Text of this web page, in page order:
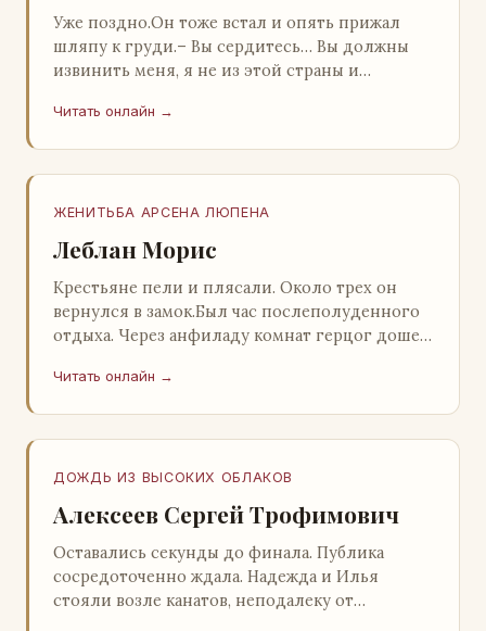
Уже поздно.Он тоже встал и опять прижал
шляпу к груди.– Вы сердитесь… Вы должны
извинить меня, я не из этой страны и
прошу: выс…
Читать онлайн →
ЖЕНИТЬБА АРСЕНА ЛЮПЕНА
Леблан Морис
Крестьяне пели и плясали. Около трех он
вернулся в замок.Был час послеполуденного
отдыха. Через анфиладу комнат герцог дошел
во…
Читать онлайн →
ДОЖДЬ ИЗ ВЫСОКИХ ОБЛАКОВ
Алексеев Сергей Трофимович
Оставались секунды до финала. Публика
сосредоточенно ждала. Надежда и Илья
стояли возле канатов, неподалеку от